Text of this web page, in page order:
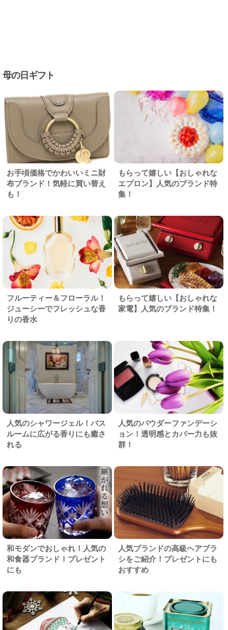
母の日ギフト
お手頃価格でかわいいミニ財
布ブランド！気軽に買い替え
も！
もらって嬉しい【おしゃれな
エプロン】人気のブランド特
集！
フルーティー＆フローラル！
ジューシーでフレッシュな香
りの香水
もらって嬉しい【おしゃれな
家電】人気のブランド特集！
人気のシャワージェル！バス
ルームに広がる香りにも癒さ
れる
人気のパウダーファンデーシ
ョン！透明感とカバー力も抜
群！
和モダンでおしゃれ！人気の
和食器ブランド！プレゼント
にも
人気ブランドの高級ヘアブラ
シをご紹介！プレゼントにも
おすすめ